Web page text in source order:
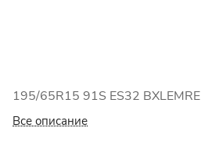
195/65R15 91S ES32 BXLEMRE
Все описание